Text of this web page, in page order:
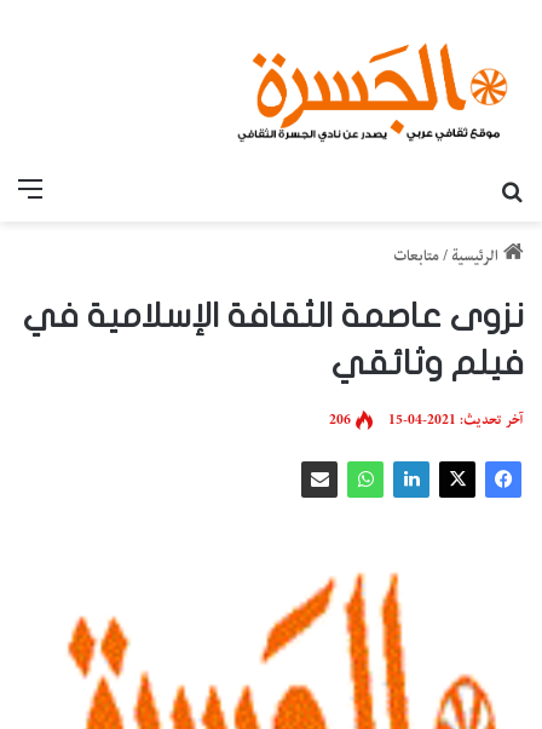
الرئيسية /متابعات
نزوى عاصمة الثقافة الإسلامية في
فيلم وثائقي
آخر تحديث: 2021-04-15 206